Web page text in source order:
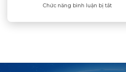
Khẳng
Vị
Của
Dầu
Xác
Điện
Chức năng bình luận bị tắtở
Điện